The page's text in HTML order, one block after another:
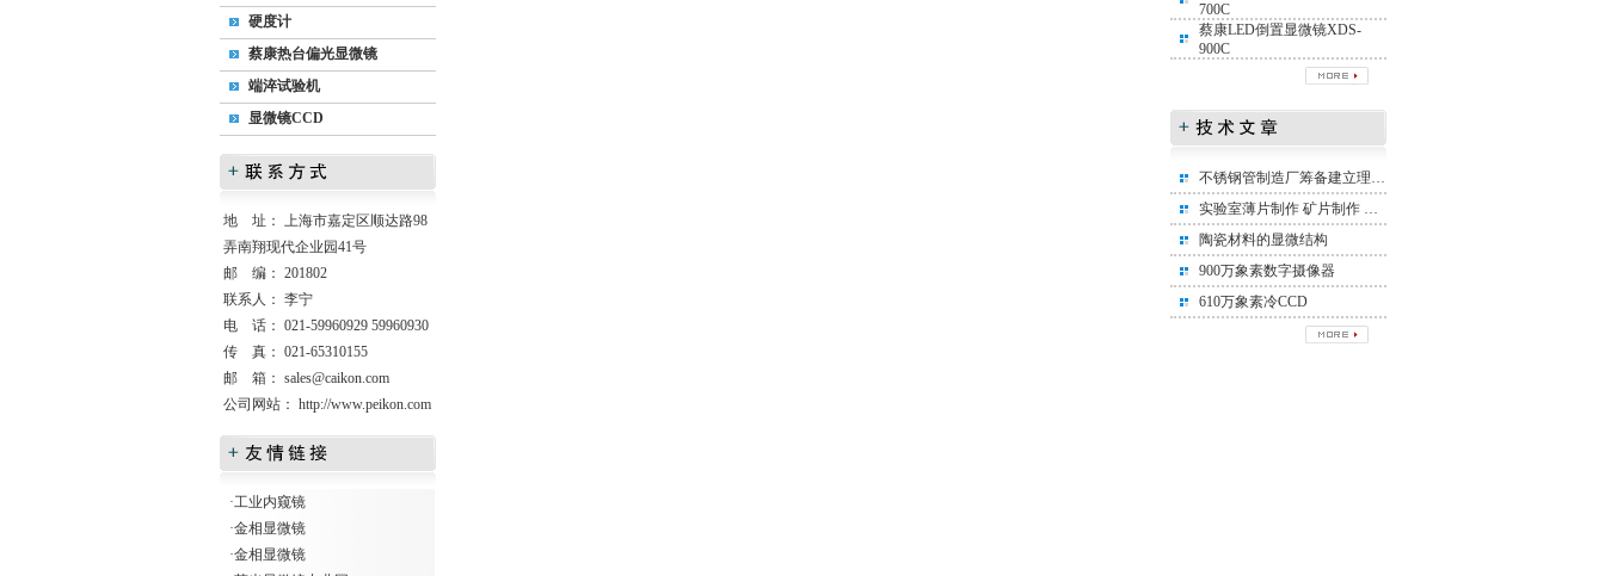
硬度计
蔡康热台偏光显微镜
端淬试验机
显微镜CCD
地 址： 上海市嘉定区顺达路98
弄南翔现代企业园41号
邮 编： 201802
联系人： 李宁
电 话： 021-59960929 59960930
传 真： 021-65310155
邮 箱： sales@caikon.com
公司网站： http://www.peikon.com
·工业内窥镜
·金相显微镜
·金相显微镜
700C
蔡康LED倒置显微镜XDS-
900C
不锈钢管制造厂筹备建立理化实验室所需设备清单
实验室薄片制作 矿片制作 矿相标本制作
陶瓷材料的显微结构
900万象素数字摄像器
610万象素冷CCD